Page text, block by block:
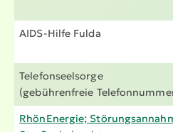
AIDS-Hilfe Fulda
Telefon­seel­sorge
(gebüh­ren­freie
RhönEnergie;